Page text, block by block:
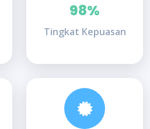
98%
Tingkat Kepuasan